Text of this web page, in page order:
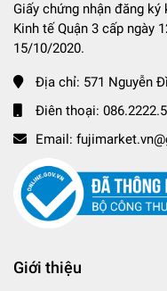
Giấy chứng nhận đăng
Kinh tế Quận 3 cấp ngày
15/10/2020.
Địa chỉ: 571 Nguyễn
Điên thoại:
Email:
Giới thiệu